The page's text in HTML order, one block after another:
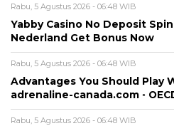
Rabu, 5 Agustus 2026 - 06:48 WIB
Yabby Casino No Deposit
Nederland Get Bonus Now
Rabu, 5 Agustus 2026 - 06:48 WIB
Advantages You Should Play
adrenaline-canada.com ◦
Rabu, 5 Agustus 2026 - 06:48 WIB